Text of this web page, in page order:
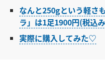
なんと250gという軽さ
ラ」は1足1900円(税込
実際に購入してみた♡